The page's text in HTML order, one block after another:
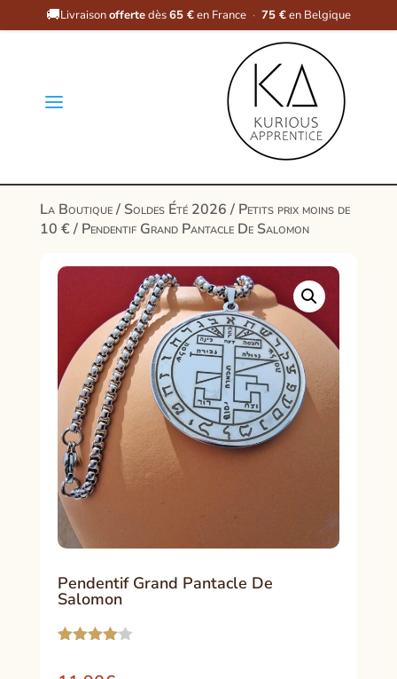
🚚Livraisonoffertedès65 €en France · 75 €en Belgique
a
La Boutique/ Soldes Été 2026/ Petits prix moins de
10 €/ Pendentif Grand Pantacle De Salomon
Pendentif Grand Pantacle De
Salomon